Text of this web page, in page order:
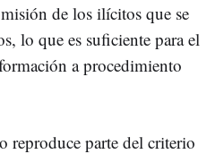
de los ilícitos que se
lo que es suficiente para el
a procedimiento
reproduce parte del criterio